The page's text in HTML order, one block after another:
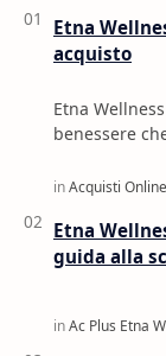
Etna
acquisto
Etna Wellness è un’azienda italiana del settore
benessere
Etna
guida alla